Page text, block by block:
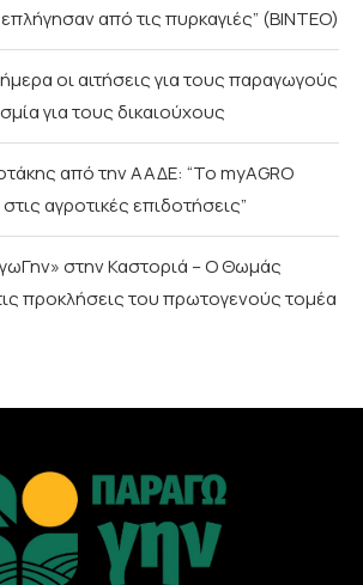
από τις πυρκαγιές” (BINTEO)
οι αιτήσεις για τους παραγωγούς
για τους δικαιούχους
από την ΑΑΔΕ: “Το myAGRO
αγροτικές επιδοτήσεις”
στην Καστοριά – Ο Θωμάς
προκλήσεις του πρωτογενούς τομέα